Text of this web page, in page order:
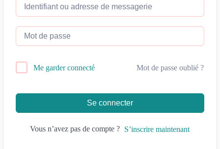
Me garder connecté Mot de passe oublié ?
Se connecter
Vous n’avez pas de compte ? S’inscrire maintenant